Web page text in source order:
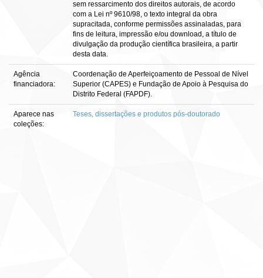
sem ressarcimento dos direitos autorais, de acordo
com a Lei nº 9610/98, o texto integral da obra
supracitada, conforme permissões assinaladas, para
fins de leitura, impressão e/ou download, a título de
divulgação da produção científica brasileira, a partir
desta data.
Agência
financiadora:
Coordenação de Aperfeiçoamento de Pessoal de Nível
Superior (CAPES) e Fundação de Apoio à Pesquisa do
Distrito Federal (FAPDF).
Aparece nas
coleções:
Teses, dissertações e produtos pós-doutorado